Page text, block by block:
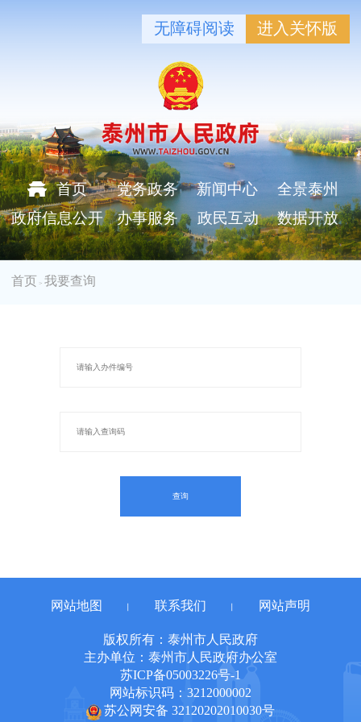
无障碍阅读 进入关怀版
首页 党务政务 新闻中心
全景泰州
政府信息公开
办事服务 政民互动 数据开放
首页 >我要查询
网站地图 联系我们 网站声明
版权所有：泰州市人民政府
主办单位：泰州市人民政府办公室
苏ICP备05003226号-1
网站标识码：3212000002
苏公网安备 32120202010030号